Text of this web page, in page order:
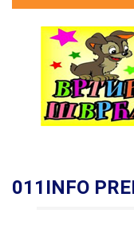
011INFO